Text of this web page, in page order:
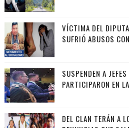
VÍCTIMA DEL
SUFRIÓ ABUSOS
SUSPENDEN A
PARTICIPARON EN
DEL CLAN TERÁN A